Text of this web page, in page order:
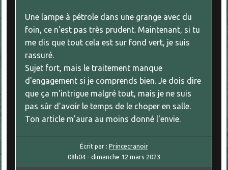
Une lampe à pétrole dans une grange avec du
foin, ce n'est pas très prudent. Maintenant, si tu
me dis que tout cela est sur fond vert, je suis
rassuré.
Sujet fort, mais le traitement manque
d'engagement si je comprends bien. Je dois dire
que ça m'intrigue malgré tout, mais je ne suis
pas sûr d'avoir le temps de le choper en salle.
Ton article m'aura au moins donné l'envie.
Écrit par : Princecranoir
08h04- dimanche 12 mars 2023